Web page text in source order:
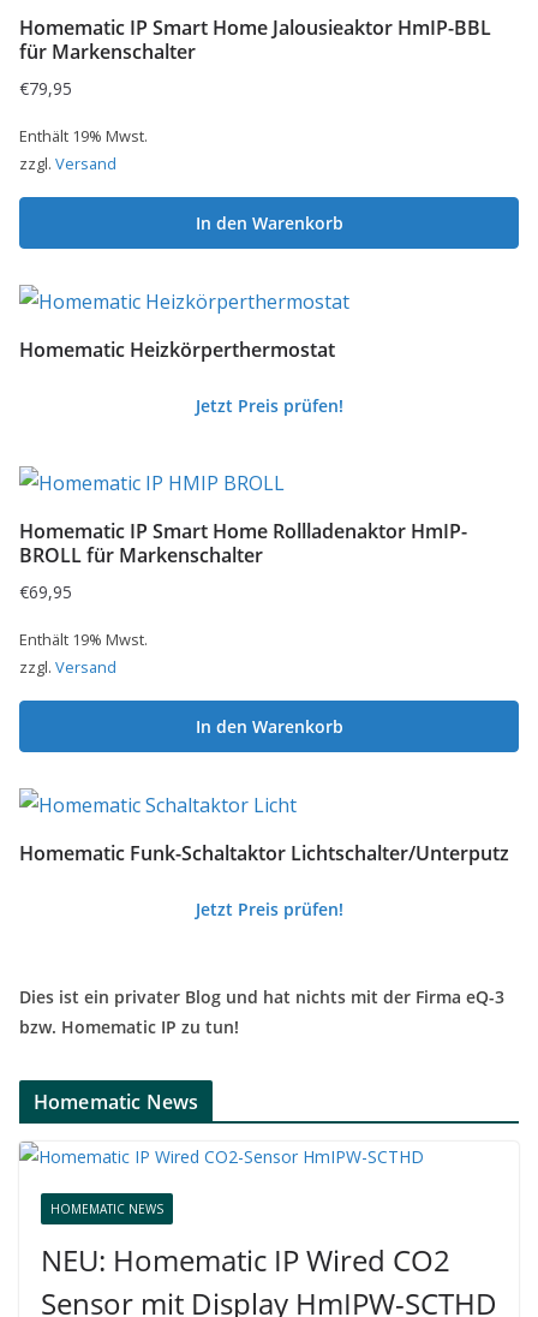
Homematic IP Smart Home Jalousieaktor HmIP-BBL
für Markenschalter
€79,95
Enthält 19% Mwst.
zzgl. Versand
In den Warenkorb
Homematic Heizkörperthermostat
Jetzt Preis prüfen!
Homematic IP Smart Home Rollladenaktor HmIP-
BROLL für Markenschalter
€69,95
Enthält 19% Mwst.
zzgl. Versand
In den Warenkorb
Homematic Funk-Schaltaktor Lichtschalter/Unterputz
Jetzt Preis prüfen!
Dies ist ein privater Blog und hat nichts mit der Firma eQ-3
bzw. Homematic IP zu tun!
Homematic News
HOMEMATIC NEWS
NEU: Homematic IP Wired CO2
Sensor mit Display HmIPW-SCTHD